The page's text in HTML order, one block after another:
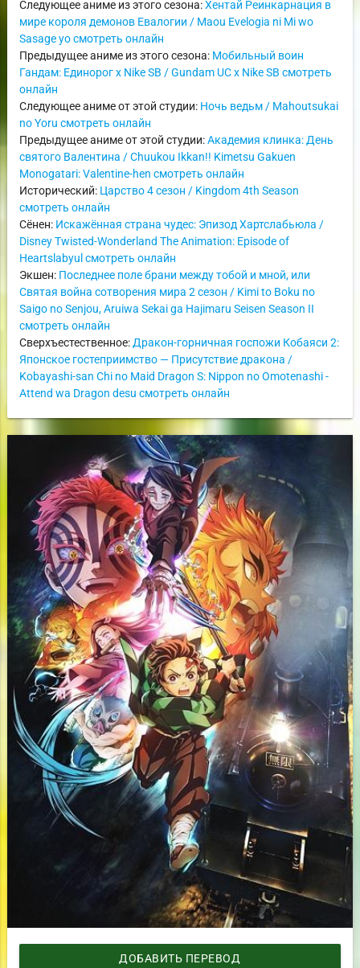
Следующее аниме из этого сезона:Хентай Реинкарнация в
мире короля демонов Евалогии / Maou Evelogia ni Mi wo
Sasage yo смотреть онлайн
Предыдущее аниме из этого сезона: Мобильный воин
Гандам: Единорог x Nike SB / Gundam UC x Nike SB смотреть
онлайн
Следующее аниме от этой студии: Ночь ведьм / Mahoutsukai
no Yoru смотреть онлайн
Предыдущее аниме от этой студии:Академия клинка: День
святого Валентина / Chuukou Ikkan!! Kimetsu Gakuen
Monogatari: Valentine-hen смотреть онлайн
Исторический: Царство 4 сезон / Kingdom 4th Season
смотреть онлайн
Сёнен: Искажённая страна чудес: Эпизод Хартслабьюла /
Disney Twisted-Wonderland The Animation: Episode of
Heartslabyul смотреть онлайн
Экшен: Последнее поле брани между тобой и мной, или
Святая война сотворения мира 2 сезон / Kimi to Boku no
Saigo no Senjou, Aruiwa Sekai ga Hajimaru Seisen Season II
смотреть онлайн
Сверхъестественное: Дракон-горничная госпожи Кобаяси 2:
Японское гостеприимство — Присутствие дракона /
Kobayashi-san Chi no Maid Dragon S: Nippon no Omotenashi -
Attend wa Dragon desu смотреть онлайн
ДОБАВИТЬ ПЕРЕВОД